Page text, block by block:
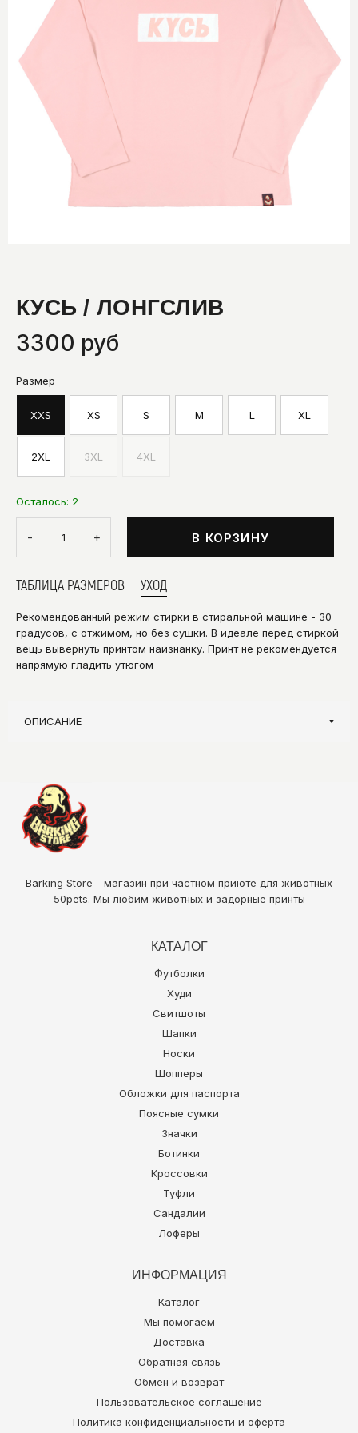
КУСЬ / ЛОНГСЛИВ
3300 руб
Размер
XXS XS S M L XL
2XL 3XL 4XL
Осталось: 2
- + В КОРЗИНУ
ТАБЛИЦА РАЗМЕРОВ УХОД
Рекомендованный режим стирки в стиральной машине - 30
градусов, с отжимом, но без сушки. В идеале перед стиркой
вещь вывернуть принтом наизнанку. Принт не рекомендуется
напрямую гладить утюгом
ОПИСАНИЕ
Barking Store - магазин при частном приюте для животных
50pets. Мы любим животных и задорные принты
КАТАЛОГ
Футболки
Худи
Свитшоты
Шапки
Носки
Шопперы
Обложки для паспорта
Поясные сумки
Значки
Ботинки
Кроссовки
Туфли
Сандалии
Лоферы
ИНФОРМАЦИЯ
Каталог
Мы помогаем
Доставка
Обратная связь
Обмен и возврат
Пользовательское соглашение
Политика конфиденциальности и оферта